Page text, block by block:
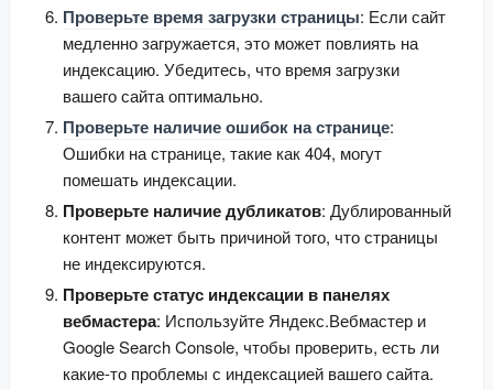
Проверьте время загрузки страницы: Если сайт
медленно загружается, это может повлиять на
индексацию. Убедитесь, что время загрузки
вашего сайта оптимально.
Проверьте наличие ошибок на странице:
Ошибки на странице, такие как 404, могут
помешать индексации.
Проверьте наличие дубликатов: Дублированный
контент может быть причиной того, что страницы
не индексируются.
Проверьте статус индексации в панелях
вебмастера: Используйте Яндекс.Вебмастер и
Google Search Console, чтобы проверить, есть ли
какие-то проблемы с индексацией вашего сайта.